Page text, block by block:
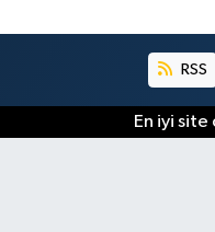
RSS
En iyi